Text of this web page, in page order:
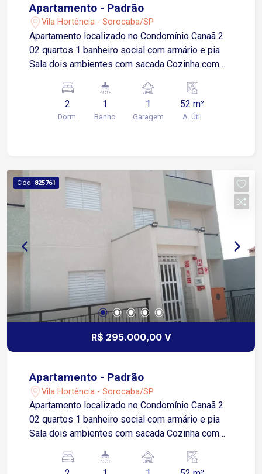
Apartamento - Padrão
Vila Hortência - Sorocaba/SP
Apartamento localizado no Condomínio Canaã 2
02 quartos 1 banheiro social com armário e pia
Sala dois ambientes com sacada Cozinha com
2
Dorm.
1
Banho
1
Garagem
52 m²
A. Útil
Cód. 825761
R$ 295.000,00 V
Apartamento - Padrão
Vila Hortência - Sorocaba/SP
Apartamento localizado no Condomínio Canaã 2
02 quartos 1 banheiro social com armário e pia
Sala dois ambientes com sacada Cozinha com